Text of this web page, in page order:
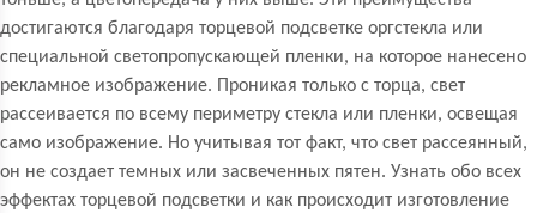
достигаются благодаря торцевой подсветке оргстекла или
специальной светопропускающей пленки, на которое нанесено
рекламное изображение. Проникая только с торца, свет
рассеивается по всему периметру стекла или пленки, освещая
само изображение. Но учитывая тот факт, что свет рассеянный,
он не создает темных или засвеченных пятен. Узнать обо всех
эффектах торцевой подсветки и как происходит изготовление